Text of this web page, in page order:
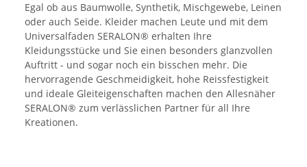
Egal ob aus Baumwolle, Synthetik, Mischgewebe, Leinen
oder auch Seide. Kleider machen Leute und mit dem
Universalfaden SERALON® erhalten Ihre
Kleidungsstücke und Sie einen besonders glanzvollen
Auftritt - und sogar noch ein bisschen mehr. Die
hervorragende Geschmeidigkeit, hohe Reissfestigkeit
und ideale Gleiteigenschaften machen den Allesnäher
SERALON® zum verlässlichen Partner für all Ihre
Kreationen.